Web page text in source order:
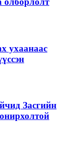
ухаанаас
Засгийн